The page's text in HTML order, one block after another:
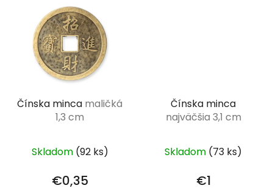
Čínska minca maličká
1,3 cm
Skladom (92 ks)
€0,35
Čínska minca
najväčšia 3,1 cm
Skladom (73 ks)
€1